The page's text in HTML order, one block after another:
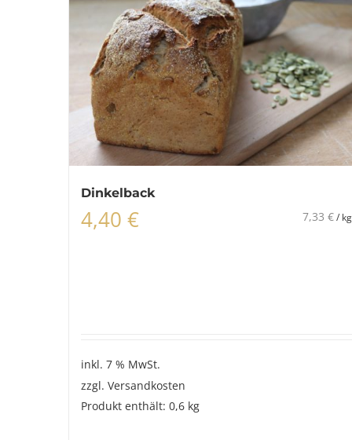
Dinkelback
4,40 € 7,33 €/ kg
inkl. 7 % MwSt.
zzgl. Versandkosten
Produkt enthält: 0,6 kg